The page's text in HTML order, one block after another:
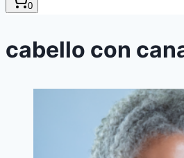
0
cabello con